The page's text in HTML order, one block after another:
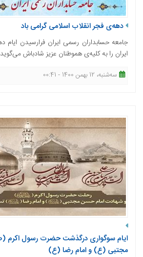
دهه‌ی فجر انقلاب اسلامی گرامی باد
جامعه حسابداران رسمی ایران فرارسیدن ایام
ایران را به کلیه‌ی هموطنان عزیز شادباش می‌گوید
ﺳﻪشنبه، 12 بهمن 1400 - 00:41
ایام سوگواری درگذشت حضرت رسول
مجتبی (ع) و امام رضا (ع)